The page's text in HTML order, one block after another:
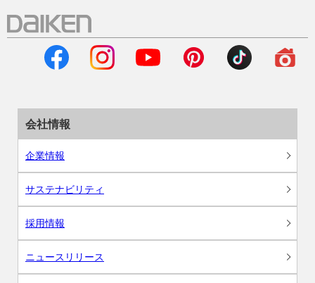
会社情報
企業情報
サステナビリティ
採用情報
ニュースリリース